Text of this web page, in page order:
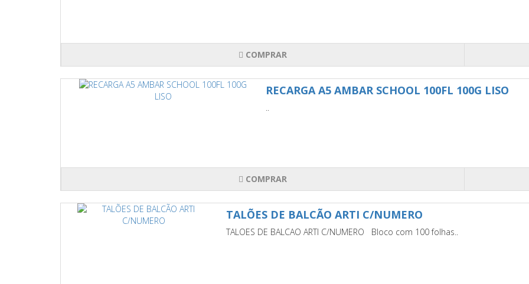
COMPRAR
RECARGA A5 AMBAR SCHOOL 100FL 100G LISO
..
COMPRAR
TALÕES DE BALCÃO ARTI C/NUMERO
TALOES DE BALCAO ARTI C/NUMERO Bloco com 100 folhas..